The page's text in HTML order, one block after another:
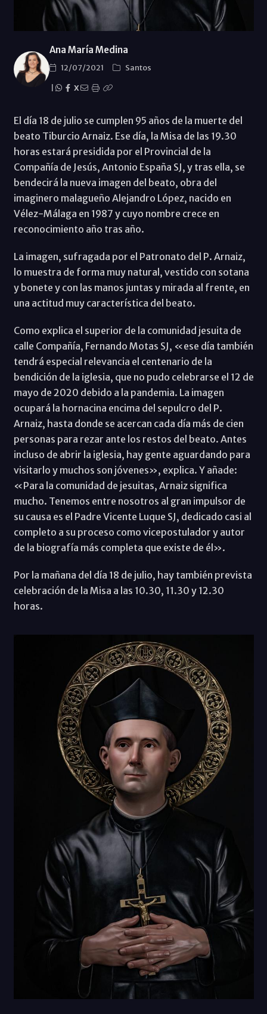
Ana María Medina
12/07/2021
Santos
X
El día 18 de julio se cumplen 95 años de la muerte del
beato Tiburcio Arnaiz. Ese día, la Misa de las 19.30
horas estará presidida por el Provincial de la
Compañía de Jesús, Antonio España SJ, y tras ella, se
bendecirá la nueva imagen del beato, obra del
imaginero malagueño Alejandro López, nacido en
Vélez-Málaga en 1987 y cuyo nombre crece en
reconocimiento año tras año.
La imagen, sufragada por el Patronato del P. Arnaiz,
lo muestra de forma muy natural, vestido con sotana
y bonete y con las manos juntas y mirada al frente, en
una actitud muy característica del beato.
Como explica el superior de la comunidad jesuita de
calle Compañía, Fernando Motas SJ, «ese día también
tendrá especial relevancia el centenario de la
bendición de la iglesia, que no pudo celebrarse el 12 de
mayo de 2020 debido a la pandemia. La imagen
ocupará la hornacina encima del sepulcro del P.
Arnaiz, hasta donde se acercan cada día más de cien
personas para rezar ante los restos del beato. Antes
incluso de abrir la iglesia, hay gente aguardando para
visitarlo y muchos son jóvenes», explica. Y añade:
«Para la comunidad de jesuitas, Arnaiz significa
mucho. Tenemos entre nosotros al gran impulsor de
su causa es el Padre Vicente Luque SJ, dedicado casi al
completo a su proceso como vicepostulador y autor
de la biografía más completa que existe de él».
Por la mañana del día 18 de julio, hay también prevista
celebración de la Misa a las 10.30, 11.30 y 12.30
horas.